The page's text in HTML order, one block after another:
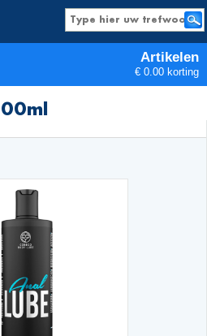
Artikelen
€ 0.00 korting
Producten